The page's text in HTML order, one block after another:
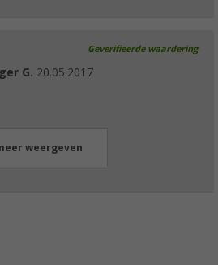
Geverifieerde waardering
G. 20.05.2017
weergeven